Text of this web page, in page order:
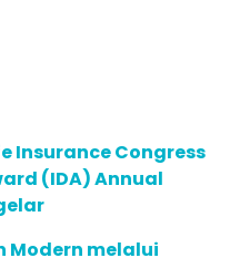
Insurance Congress
(IDA) Annual
Modern melalui